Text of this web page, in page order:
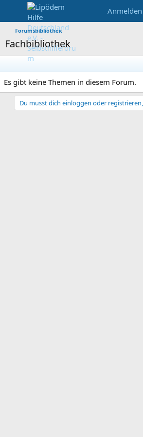
Anmelden
Forumsbibliothek
Fachbibliothek
Es gibt keine Themen in diesem Forum.
Du musst dich einloggen oder